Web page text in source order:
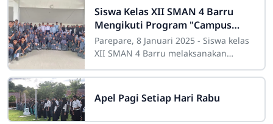
Siswa Kelas XII SMAN 4 Barru
Mengikuti Program "Campus
Explore" ke Kampus Negeri di
Parepare
Parepare, 8 Januari 2025 - Siswa kelas
XII SMAN 4 Barru melaksanakan
Explore"ke beberapa kampus negeri
Apel Pagi Setiap Hari Rabu